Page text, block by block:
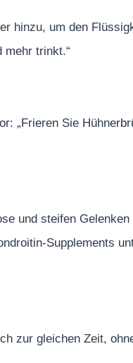
hinzu, um den
mehr trinkt.“
„Frieren Sie
und steifen
Supplements
zur gleichen Zeit,